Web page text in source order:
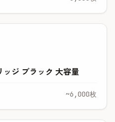
ッジ ブラック 大容量
~6,000枚